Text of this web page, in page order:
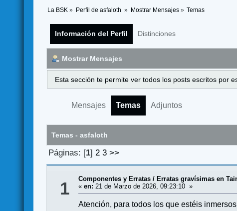
La BSK » Perfil de asfaloth » Mostrar Mensajes» Temas
Información del Perfil Distinciones
Mostrar Mensajes
Esta sección te permite ver todos los posts escritos por
Mensajes Temas Adjuntos
Temas - asfaloth
Páginas: [1] 2 3 >>
1 Componentes y Erratas / Erratas gravísimas en
«en: 21 de Marzo de 2026, 09:23:10 »
Atención, para todos los que estéis